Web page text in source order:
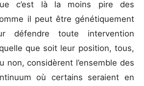
c’est là la moins pire des
il peut être génétiquement
défendre toute intervention
que soit leur position, tous,
non, considèrent l’ensemble des
où certains seraient en